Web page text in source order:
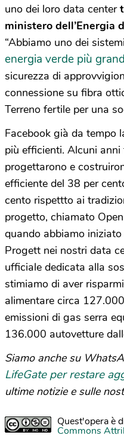
uno dei loro data center
ministero dell’Energia
“Abbiamo uno dei
energia verde più
sicurezza di
connessione su fibra
Terreno fertile per una
Facebook già da tempo
più efficienti. Alcuni
progettarono e
efficiente del 38 per
cento rispettto ai
progetto, chiamato
quando abbiamo
Progett nei nostri data
ufficiale dedicata alla
stimiamo di aver
alimentare circa
emissioni di gas serra
136.000 autovetture
Siamo anche su
LifeGate per restare
ultime notizie e sulle
Quest'opera è
Commons